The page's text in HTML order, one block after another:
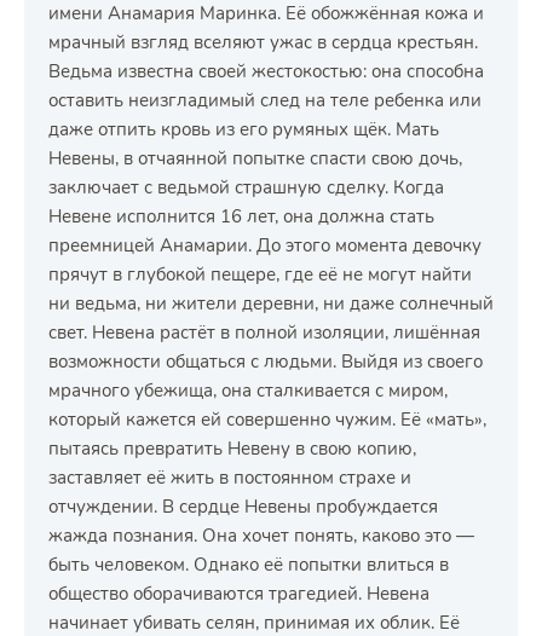
имени Анамария Маринка. Её обожжённая кожа и
мрачный взгляд вселяют ужас в сердца крестьян.
Ведьма известна своей жестокостью: она способна
оставить неизгладимый след на теле ребенка или
даже отпить кровь из его румяных щёк. Мать
Невены, в отчаянной попытке спасти свою дочь,
заключает с ведьмой страшную сделку. Когда
Невене исполнится 16 лет, она должна стать
преемницей Анамарии. До этого момента девочку
прячут в глубокой пещере, где её не могут найти
ни ведьма, ни жители деревни, ни даже солнечный
свет. Невена растёт в полной изоляции, лишённая
возможности общаться с людьми. Выйдя из своего
мрачного убежища, она сталкивается с миром,
который кажется ей совершенно чужим. Её «мать»,
пытаясь превратить Невену в свою копию,
заставляет её жить в постоянном страхе и
отчуждении. В сердце Невены пробуждается
жажда познания. Она хочет понять, каково это —
быть человеком. Однако её попытки влиться в
общество оборачиваются трагедией. Невена
начинает убивать селян, принимая их облик. Её